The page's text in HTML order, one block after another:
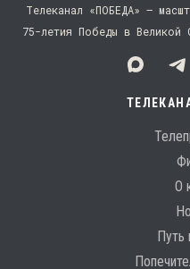
Телеканал «ПОБЕДА» —
75-летия Победы в Великой
О
Путь